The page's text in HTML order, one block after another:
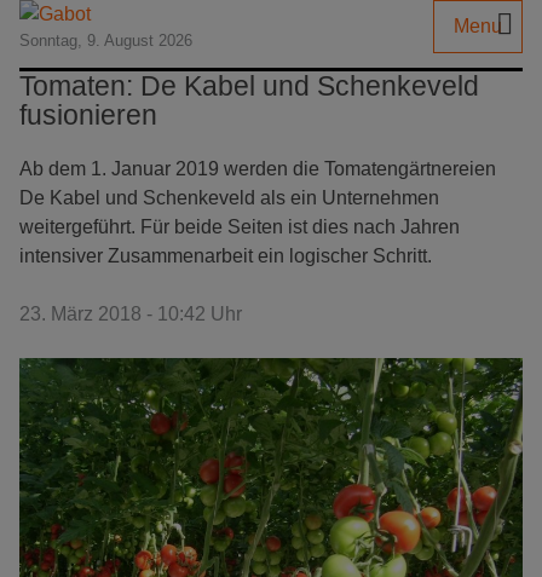
Sonntag, 9. August 2026
Menu
Tomaten: De Kabel und Schenkeveld
fusionieren
Ab dem 1. Januar 2019 werden die Tomatengärtnereien
De Kabel und Schenkeveld als ein Unternehmen
weitergeführt. Für beide Seiten ist dies nach Jahren
intensiver Zusammenarbeit ein logischer Schritt.
23. März 2018 - 10:42 Uhr